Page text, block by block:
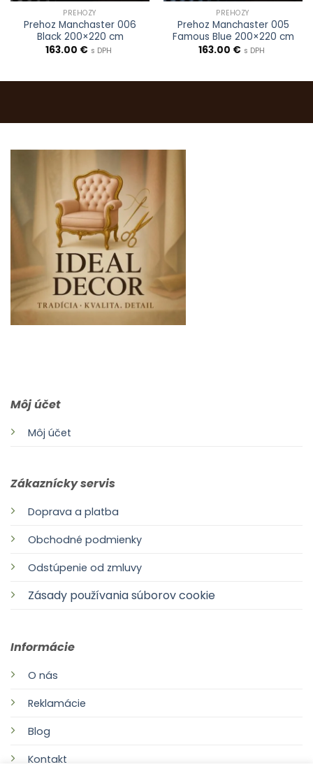
PREHOZY
Prehoz Manchaster 006
Black 200×220 cm
163.00 € s DPH
PREHOZY
Prehoz Manchaster 005
Famous Blue 200×220 cm
163.00 € s DPH
Môj účet
Môj účet
Zákaznícky servis
Doprava a platba
Obchodné podmienky
Odstúpenie od zmluvy
Zásady používania súborov cookie
Informácie
O nás
Reklamácie
Blog
Kontakt